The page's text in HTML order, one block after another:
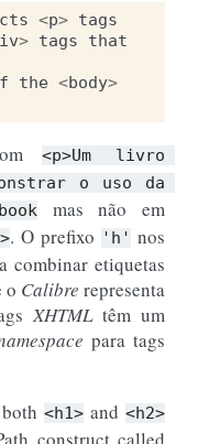
<p> tags
> tags
that
the <body>
<p>Um
livro
o uso
da
mas não em
. O prefixo 'h' nos
combinar etiquetas
o Calibre representa
XHTMLtêm um
para tags
both<h1> and<h2>
construct called